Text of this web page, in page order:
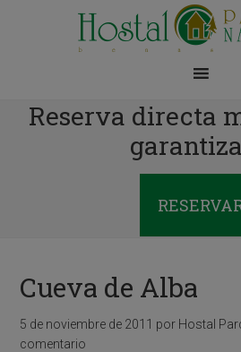
Reserva directa
Cueva de Alba
5 de noviembre de 2011 por Hostal
comentario